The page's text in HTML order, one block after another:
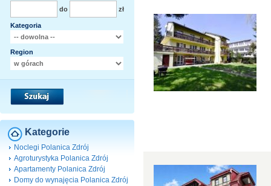
do
zł
Kategoria
Region
Kategorie
Noclegi Polanica Zdrój
Agroturystyka Polanica Zdrój
Apartamenty Polanica Zdrój
Domy do wynajęcia Polanica Zdrój